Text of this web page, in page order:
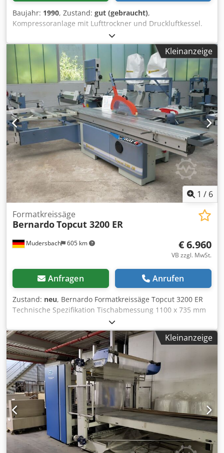
Baujahr: 1990, Zustand: gut (gebraucht),
Kompressoranlage mit Lufttrockner und Druckluftkessel.
Länge: 800mm Breite: 800mm Chedpfxsinur Ao Airea Höhe:
1000mm Vol.: 1,5m³/min Leistung: 11kW
Kleinanzeige
1 / 6
Mudersbach 605 km
Formatkreissäge
BernardoTopcut 3200 ER
€ 6.960
VB zzgl. MwSt.
Anfragen Anrufen
Zustand: neu, Bernardo Formatkreissäge Topcut 3200 ER
Technische Spezifikation Tischabmessung 1100 x 735 mm
Formattisch 3200 x 400 mm Besäumlänge 3200 mm Max.
Sägeblattdurchmesser 400 x 30 mm Max. Schnitthöhe 90° /
45°125 / 88 mm Schnittbreite am Parallelanschlag 1300
mm Tischhöhe 890 mm Tischverlängerung 600 x 615 mm
Tischverbreiterung 825 x 750 mm Auslegertisch mit Rolle
1240 x 860 mm Drehzahl Hauptsägeblatt 3000 / 4000 /
5000 U/min Drehzahl Vorritzsägeblatt 8000 U/min
Vorritzsägeblatt 120 x 20 mm Absauganschluss Ø 100 mm
Motor-Abgabeleistung S1 100% 5,5 kW (7,5 PS) Motor-
Aufnahmeleistung S6 40% 7,5 KW (10,0 PS)
Vorritzmotorleistung 0,75 kW Spannung 400 V
Maschinenabmessung (B x T x H) 3420 x 3600 x 1610 mm
Gewicht ca. 850 kg Lieferumfang • Elektrische
Kleinanzeige